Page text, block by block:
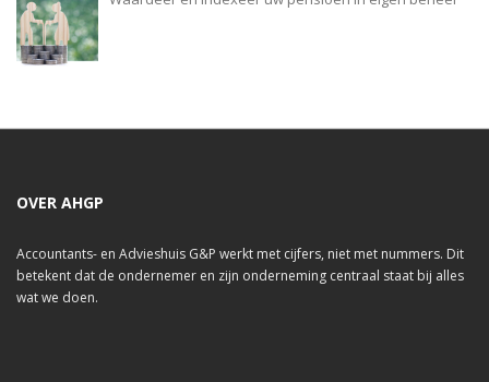
OVER AHGP
Accountants- en Advieshuis G&P werkt met cijfers, niet met nummers. Dit
betekent dat de ondernemer en zijn onderneming centraal staat bij alles
wat we doen.